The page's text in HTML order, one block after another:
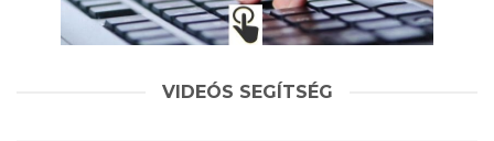
VIDEÓS SEGÍTSÉG